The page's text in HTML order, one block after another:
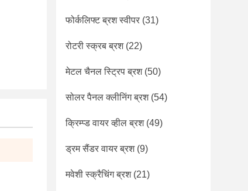
फोर्कलिफ्ट ब्रश स्वीपर (31)
रोटरी स्क्रब ब्रश(22)
मेटल चैनल स्ट्रिप ब्रश(50)
सोलर पैनल क्लीनिंग ब्रश(54)
क्रिम्प्ड वायर व्हील ब्रश(49)
ड्रम सैंडर वायर ब्रश(9)
मवेशी स्क्रैचिंग ब्रश(21)